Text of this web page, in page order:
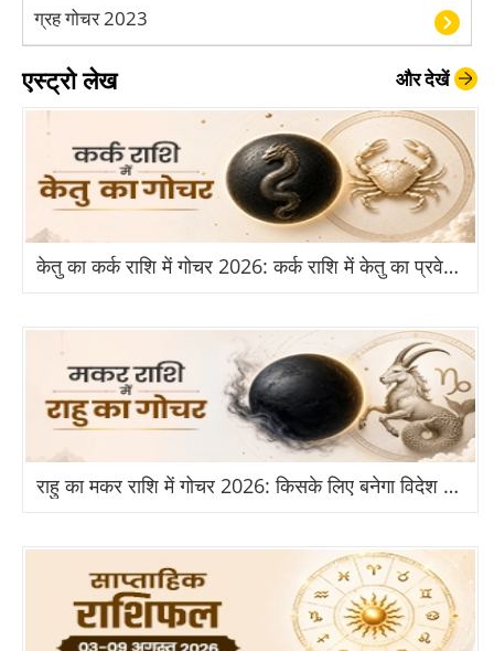
➔नामाक्षर Q
नामाक्षर R
नामाक्षर S
➔ नामाक्षर T
➔नामाक्षर U
नामाक्षर V
➔नामाक्षर W
➔नामाक्षर Y
नामाक्षर Z
ग्रह गोचर 2023
एस्ट्रो लेख और देखें
केतु का कर्क राशि में गोचर 2026: कर्क राशि में केतु का प्रवेश से किन राशियों को होगा बड़ा लाभ?
राहु का मकर राशि में गोचर 2026: किसके लिए बनेगा विदेश और तरक्की का योग?